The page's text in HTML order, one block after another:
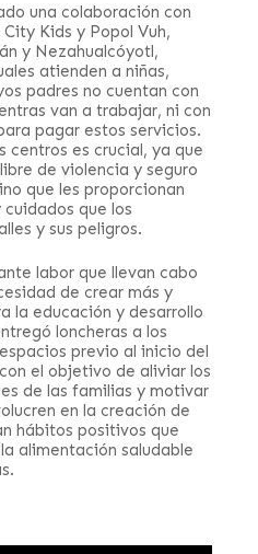
una colaboración con
Kids y Popol Vuh,
y Nezahualcóyotl,
atienden a niñas,
padres no cuentan con
van a trabajar, ni con
pagar estos servicios.
centros es crucial, ya que
de violencia y seguro
que les proporcionan
que los
y sus peligros.
labor que llevan cabo
de crear más y
la educación y desarrollo
loncheras a los
previo al inicio del
el objetivo de aliviar los
de las familias y motivar
en la creación de
hábitos positivos que
alimentación saludable